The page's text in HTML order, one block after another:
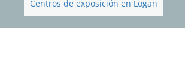
Centros de exposición en Logan